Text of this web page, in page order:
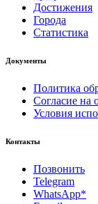
Достижения
Города
Статистика
Документы
Политика
Согласие на
Условия
Контакты
Позвонить
Telegram
WhatsApp*